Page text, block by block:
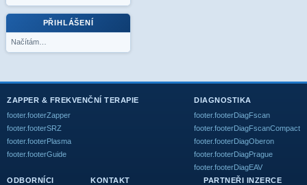
PŘIHLÁŠENÍ
Načítám…
ZAPPER & FREKVENČNÍ TERAPIE
footer.footerZapper
footer.footerSRZ
footer.footerPlasma
footer.footerGuide
DIAGNOSTIKA
footer.footerDiagFscan
footer.footerDiagFscanCompact
footer.footerDiagOberon
footer.footerDiagPrague
footer.footerDiagEAV
ODBORNÍCI
KONTAKT PARTNEŘI INZERCE